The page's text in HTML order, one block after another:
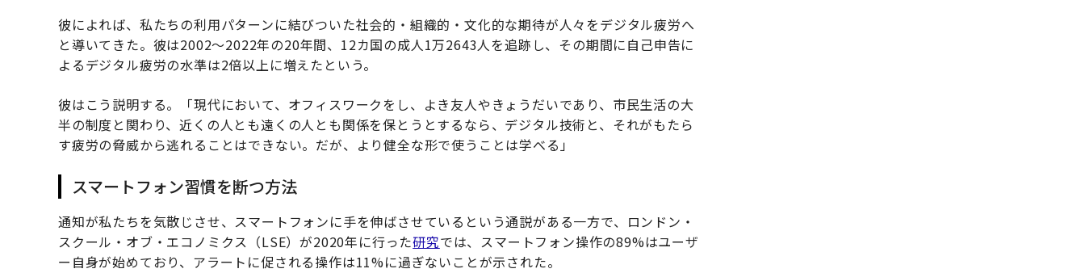
彼によれば、私たちの利用パターンに結びついた社会的・組織的・文化的な期待が人々をデジタル疲労へ
と導いてきた。彼は2002〜2022年の20年間、12カ国の成人1万2643人を追跡し、その期間に自己申告に
よるデジタル疲労の水準は2倍以上に増えたという。
彼はこう説明する。「現代において、オフィスワークをし、よき友人やきょうだいであり、市民生活の大
半の制度と関わり、近くの人とも遠くの人とも関係を保とうとするなら、デジタル技術と、それがもたら
す疲労の脅威から逃れることはできない。だが、より健全な形で使うことは学べる」
スマートフォン習慣を断つ方法
通知が私たちを気散じさせ、スマートフォンに手を伸ばさせているという通説がある一方で、ロンドン・
スクール・オブ・エコノミクス（LSE）が2020年に行った研究では、スマートフォン操作の89%はユーザ
ー自身が始めており、アラートに促される操作は11%に過ぎないことが示された。